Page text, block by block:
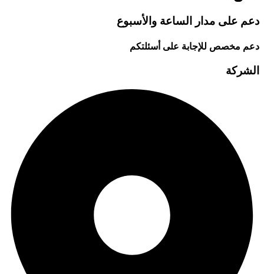
دعم على مدار الساعة والأسبوع
دعم مخصص للإجابة على أسئلتكم
الشركة